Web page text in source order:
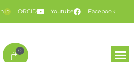
ORCID Youtube Facebook
0